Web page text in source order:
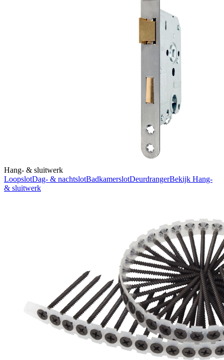
Hang- & sluitwerk
LoopslotDag- & nachtslotBadkamerslotDeurdrangerBekijk Hang-
& sluitwerk